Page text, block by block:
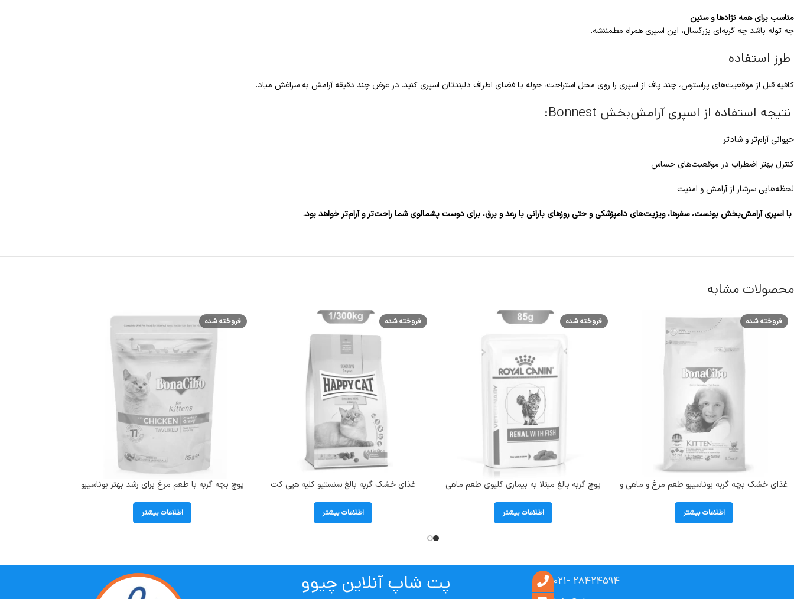
مناسب برای همه نژادها و سنین
چه توله باشد چه گربه‌ای بزرگسال، این اسپری همراه مطمئنشه.
طرز استفاده
کافیه قبل از موقعیت‌های پراسترس، چند پاف از اسپری را روی محل استراحت، حوله یا فضای اطراف دلبندتان اسپری کنید. در عرض چند دقیقه آرامش به سراغش میاد.
نتیجه استفاده از اسپری آرامش‌بخش Bonnest:
حیوانی آرام‌تر و شادتر
کنترل بهتر اضطراب در موقعیت‌های حساس
لحظه‌هایی سرشار از آرامش و امنیت
با اسپری آرامش‌بخش بونست، سفرها، ویزیت‌های دامپزشکی و حتی روزهای بارانی با رعد و برق، برای دوست پشمالوی شما راحت‌تر و آرام‌تر خواهد بود.
محصولات مشابه
فروخته شده
غذای خشک بچه گربه بوناسیبو طعم مرغ و ماهی و
اطلاعات بیشتر
فروخته شده
پوچ گربه بالغ مبتلا به بیماری کلیوی طعم ماهی
Fish
اطلاعات بیشتر
فروخته شده
غذای خشک گربه بالغ سنستیو کلیه هپی کت
اطلاعات بیشتر
فروخته شده
پوچ بچه گربه با طعم مرغ برای رشد بهتر بوناسیبو
اطلاعات بیشتر
28424594 -021
پت شاپ آنلاین چیوو